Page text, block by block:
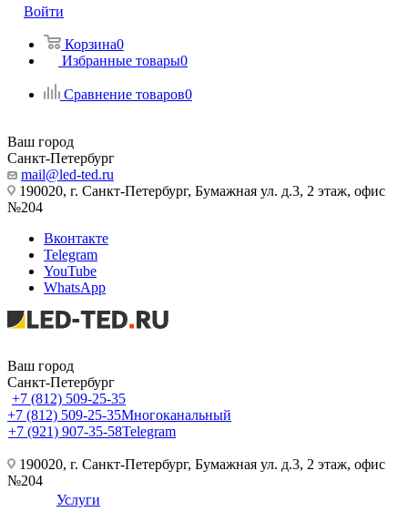
Войти
Корзина0
Избранные товары0
Сравнение товаров0
Ваш город
Санкт-Петербург
mail@led-ted.ru
190020, г. Санкт-Петербург, Бумажная ул. д.3, 2 этаж, офис
№204
Вконтакте
Telegram
YouTube
WhatsApp
Ваш город
Санкт-Петербург
+7 (812) 509-25-35
+7 (812) 509-25-35Многоканальный
+7 (921) 907-35-58Telegram
190020, г. Санкт-Петербург, Бумажная ул. д.3, 2 этаж, офис
№204
Услуги